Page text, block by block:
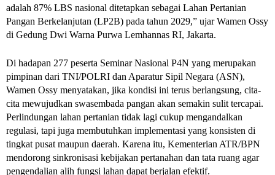
adalah 87% LBS nasional ditetapkan sebagai Lahan Pertanian
Pangan Berkelanjutan (LP2B) pada tahun 2029,” ujar Wamen Ossy
di Gedung Dwi Warna Purwa Lemhannas RI, Jakarta.
Di hadapan 277 peserta Seminar Nasional P4N yang merupakan
pimpinan dari TNI/POLRI dan Aparatur Sipil Negara (ASN),
Wamen Ossy menyatakan, jika kondisi ini terus berlangsung, cita-
cita mewujudkan swasembada pangan akan semakin sulit tercapai.
Perlindungan lahan pertanian tidak lagi cukup mengandalkan
regulasi, tapi juga membutuhkan implementasi yang konsisten di
tingkat pusat maupun daerah. Karena itu, Kementerian ATR/BPN
mendorong sinkronisasi kebijakan pertanahan dan tata ruang agar
pengendalian alih fungsi lahan dapat berjalan efektif.